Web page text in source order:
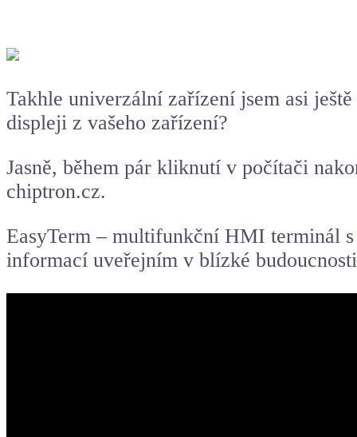
Takhle univerzální zařízení jsem asi
displeji z vašeho zařízení?
Jasně, během pár kliknutí v počítači
chiptron.cz.
EasyTerm – multifunkční HMI terminál
informací uveřejním v blízké